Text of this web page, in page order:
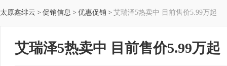
太原鑫绯云 > 促销信息 > 优惠促销 > 艾瑞泽5热卖中 目前售价5.99万起
艾瑞泽5热卖中 目前售价5.99万起